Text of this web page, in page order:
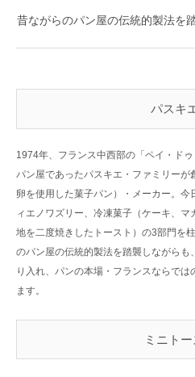
昔ながらのパン屋の伝統的製法を
パスキ
1974年、フランス中西部の「ペイ・ド
パン屋であったパスキエ・ファミリー
卵を使用した菓子パン）・メーカー。
ィエノワズリー、冷凍菓子（ケーキ、
地を二度焼きしたトースト）の3部門を
のパン屋の伝統的製法を踏襲しながら
り入れ、パンの本場・フランスならでは
ます。
ミニトー